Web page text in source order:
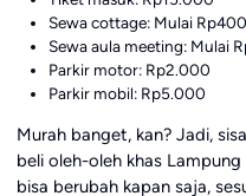
Sewa cottage: Mulai
Sewa aula meeting: Mulai
Parkir motor: Rp2.000
Parkir mobil: Rp5.000
Murah banget, kan? Jadi,
beli oleh-oleh khas
bisa berubah kapan saja,